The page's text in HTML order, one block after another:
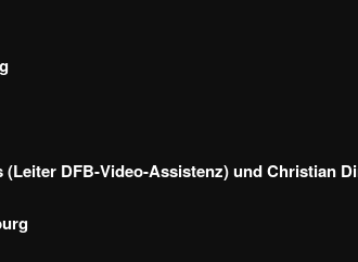
DFB-Video-Assistenz) und Christian